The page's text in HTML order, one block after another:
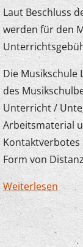
Laut Beschluss
werden für den
Die Musikschule
des
Unterricht /
Arbeitsmaterial
Form von
Weiterlesen